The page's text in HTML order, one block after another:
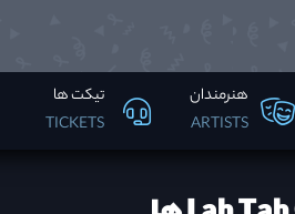
هنرمندان
ARTISTS
تیکت ها
TICKETS